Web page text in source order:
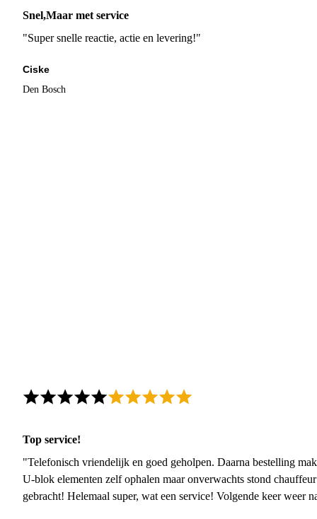
Snel,Maar met service
"Super snelle reactie, actie en levering!"
Ciske
Den Bosch
Top service!
"Telefonisch vriendelijk en goed geholpen. Daarna bestelling
U-blok elementen zelf ophalen maar onverwachts stond
gebracht! Helemaal super, wat een service! Volgende keer weer